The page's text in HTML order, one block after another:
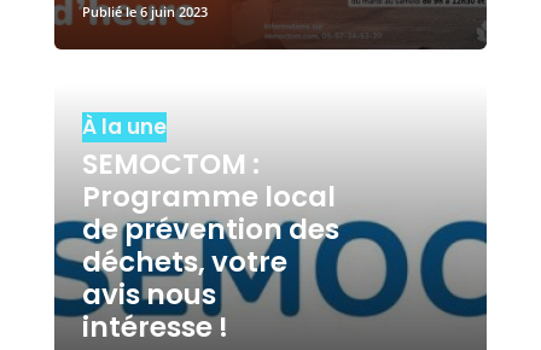
6 juin 2023
À la une
SEMOCTOM :
Programme local
de prévention des
déchets, votre
avis nous
intéresse !